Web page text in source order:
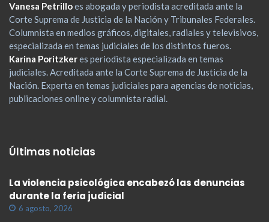
Vanesa Petrilloes abogada y periodista acreditada ante la
Corte Suprema de Justicia de la Nación y Tribunales Federales.
Columnista en medios gráficos, digitales, radiales y televisivos,
especializada en temas judiciales de los distintos fueros.
Karina Poritzkeres periodista especializada en temas
judiciales. Acreditada ante la Corte Suprema de Justicia de la
Nación. Experta en temas judiciales para agencias de noticias,
publicaciones online y columnista radial.
Últimas noticias
La violencia psicológica encabezó las denuncias
durante la feria judicial
6 agosto, 2026